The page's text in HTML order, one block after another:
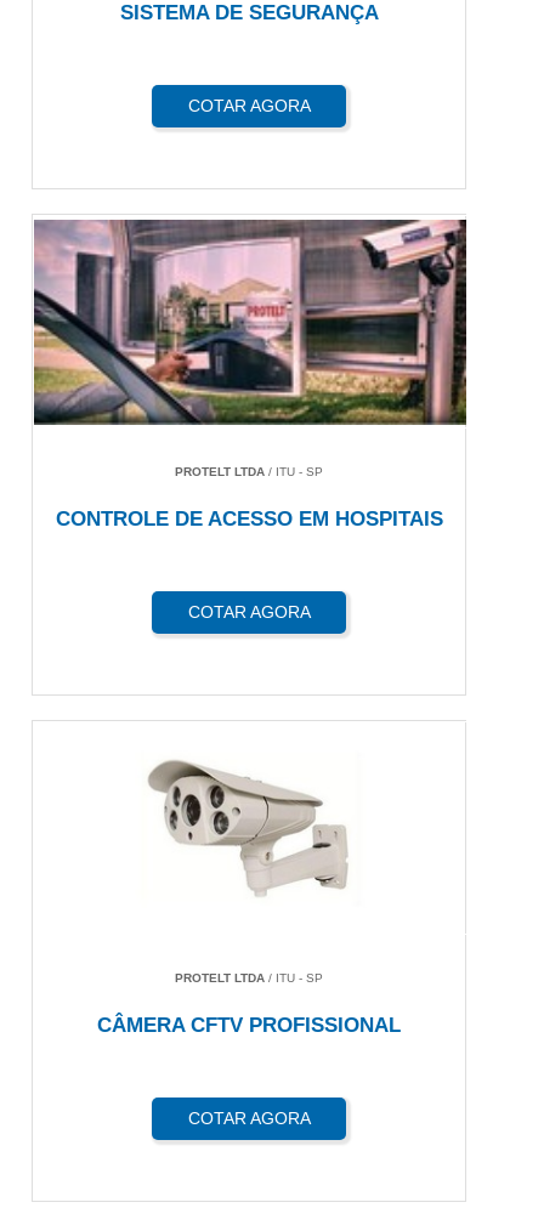
SISTEMA DE SEGURANÇA
COTAR AGORA
PROTELT LTDA / ITU - SP
CONTROLE DE ACESSO EM HOSPITAIS
COTAR AGORA
PROTELT LTDA / ITU - SP
CÂMERA CFTV PROFISSIONAL
COTAR AGORA